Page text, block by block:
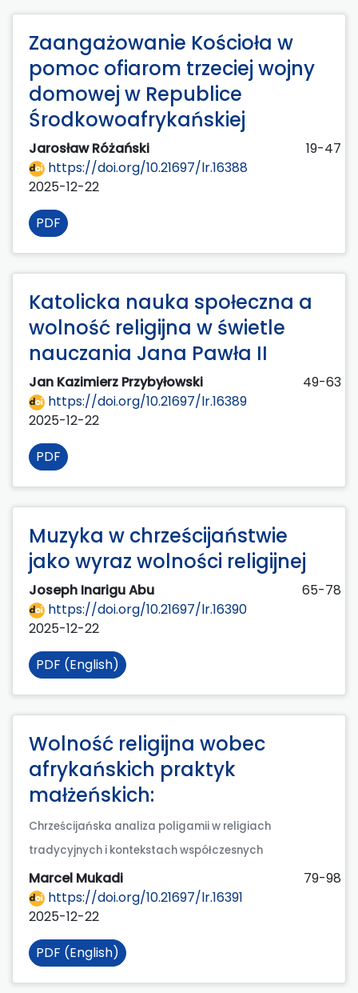
Zaangażowanie Kościoła w
pomoc ofiarom trzeciej wojny
domowej w Republice
Środkowoafrykańskiej
Jarosław Różański
19-47
https://doi.org/10.21697/lr.16388
2025-12-22
PDF
Katolicka nauka społeczna a
wolność religijna w świetle
nauczania Jana Pawła II
Jan Kazimierz Przybyłowski
49-63
https://doi.org/10.21697/lr.16389
2025-12-22
PDF
Muzyka w chrześcijaństwie
jako wyraz wolności religijnej
Joseph Inarigu Abu
65-78
https://doi.org/10.21697/lr.16390
2025-12-22
PDF (English)
Wolność religijna wobec
afrykańskich praktyk
małżeńskich:
Chrześcijańska analiza poligamii w religiach
tradycyjnych i kontekstach współczesnych
Marcel Mukadi
79-98
https://doi.org/10.21697/lr.16391
2025-12-22
PDF (English)